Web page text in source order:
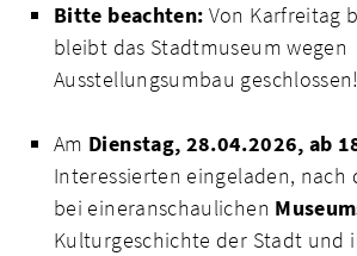
Bitte beachten: Von Karfreitag
bleibt das Stadtmuseum wegen
Ausstellungsumbau geschlossen!
Am Dienstag, 28.04.2026, ab
Interessierten eingeladen, nach
bei eineranschaulichen
Kulturgeschichte der Stadt und